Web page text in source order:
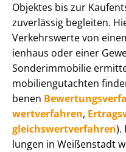
Objektes bis zur
zuverlässig begleiten.
Verkehrswerte von
i­en­haus oder einer
Sonderimmobilie
mo­bi­li­en­gut­ach­ten
be­nen
wert­ver­fah­ren,
gleichs­wert­ver­fah­ren).
lun­gen in Weißenstadt